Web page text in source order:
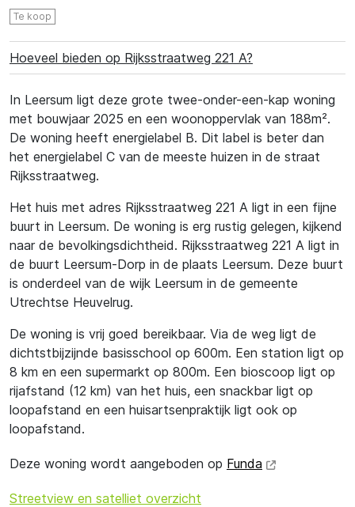
Te koop
Hoeveel bieden op Rijksstraatweg 221 A?
In Leersum ligt deze grote twee-onder-een-kap woning
met bouwjaar 2025 en een woonoppervlak van 188m².
De woning heeft energielabel B. Dit label is beter dan
het energielabel C van de meeste huizen in de straat
Rijksstraatweg.
Het huis met adres Rijksstraatweg 221 A ligt in een fijne
buurt in Leersum. De woning is erg rustig gelegen, kijkend
naar de bevolkingsdichtheid. Rijksstraatweg 221 A ligt in
de buurt Leersum-Dorp in de plaats Leersum. Deze buurt
is onderdeel van de wijk Leersum in de gemeente
Utrechtse Heuvelrug.
De woning is vrij goed bereikbaar. Via de weg ligt de
dichtstbijzijnde basisschool op 600m. Een station ligt op
8 km en een supermarkt op 800m. Een bioscoop ligt op
rijafstand (12 km) van het huis, een snackbar ligt op
loopafstand en een huisartsenpraktijk ligt ook op
loopafstand.
Deze woning wordt aangeboden op Funda
Streetview en satelliet overzicht